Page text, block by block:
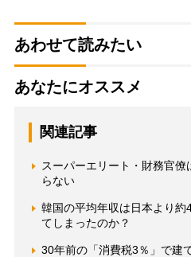
あわせて読みたい
あなたにオススメ
関連記事
スーパーエリート・財務官僚
らない
韓国の平均年収は日本より
てしまったのか？
30年前の「消費税3％」で建